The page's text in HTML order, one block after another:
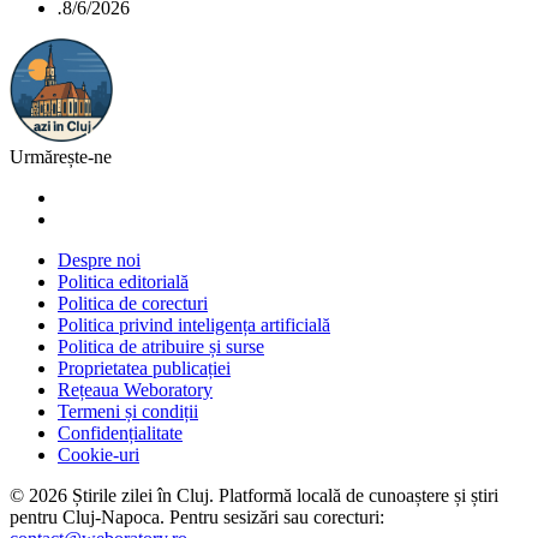
.8/6/2026
Urmărește-ne
Despre noi
Politica editorială
Politica de corecturi
Politica privind inteligența artificială
Politica de atribuire și surse
Proprietatea publicației
Rețeaua Weboratory
Termeni și condiții
Confidențialitate
Cookie-uri
© 2026 Știrile zilei în Cluj. Platformă locală de cunoaștere și știri
pentru Cluj-Napoca. Pentru sesizări sau corecturi: